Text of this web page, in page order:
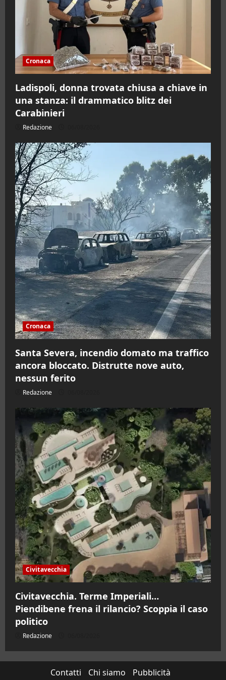
Cronaca
Ladispoli, donna trovata chiusa a chiave in
una stanza: il drammatico blitz dei
Carabinieri
Redazione
Cronaca
Santa Severa, incendio domato ma traffico
ancora bloccato. Distrutte nove auto,
nessun ferito
Redazione
Civitavecchia
Civitavecchia. Terme Imperiali…
Piendibene frena il rilancio? Scoppia il caso
politico
Redazione
Contatti Chi siamo
Pubblicità